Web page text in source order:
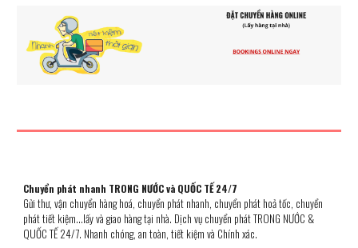
Chuyển phát nhanh TRONG NƯỚC và QUỐC TẾ 24/7
Gửi thư, vận chuyển hàng hoá, chuyển phát nhanh, chuyển phát hoả tốc, chuyển
phát tiết kiệm...lấy và giao hàng tại nhà. Dịch vụ chuyển phátTRONG NƯỚC &
QUỐC TẾ 24/7. Nhanh chóng, an toàn, tiết kiệm và Chính xác.